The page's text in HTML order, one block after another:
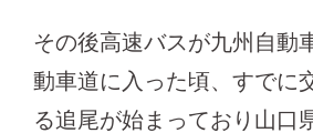
その後高速バスが九州自動
動車道に入った頃、すでに
る追尾が始まっており山口